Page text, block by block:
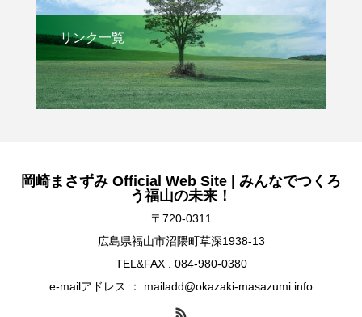
リンク一覧
岡崎まさずみ Official Web Site | みんなでつくろ
う福山の未来！
〒720-0311
広島県福山市沼隈町草深1938-13
TEL&FAX . 084-980-0380
e-mailアドレス ： mailadd@okazaki-masazumi.info